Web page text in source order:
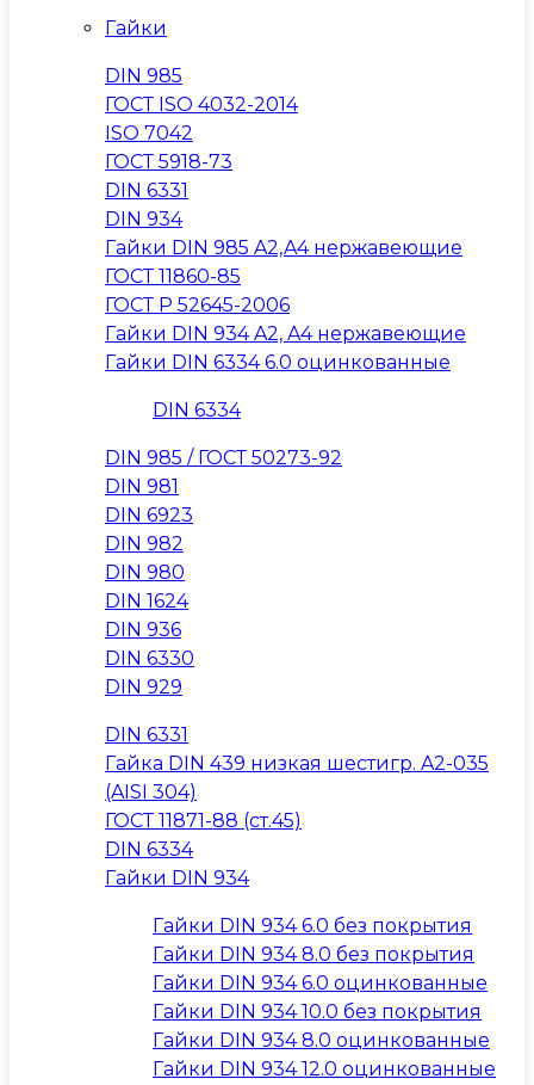
Гайки
DIN 985
ГОСТ ISO 4032-2014
ISO 7042
ГОСТ 5918-73
DIN 6331
DIN 934
Гайки DIN 985 A2,A4 нержавеющие
ГОСТ 11860-85
ГОСТ Р 52645-2006
Гайки DIN 934 A2, A4 нержавеющие
Гайки DIN 6334 6.0 оцинкованные
DIN 6334
DIN 985 / ГОСТ 50273-92
DIN 981
DIN 6923
DIN 982
DIN 980
DIN 1624
DIN 936
DIN 6330
DIN 929
DIN 6331
Гайка DIN 439 низкая шестигр. A2-035
(AISI 304)
ГОСТ 11871-88 (ст.45)
DIN 6334
Гайки DIN 934
Гайки DIN 934 6.0 без покрытия
Гайки DIN 934 8.0 без покрытия
Гайки DIN 934 6.0 оцинкованные
Гайки DIN 934 10.0 без покрытия
Гайки DIN 934 8.0 оцинкованные
Гайки DIN 934 12.0 оцинкованные